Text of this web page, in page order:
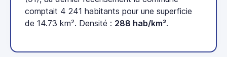
comptait 4 241 habitants pour une superficie
de 14.73 km². Densité : 288 hab/km².